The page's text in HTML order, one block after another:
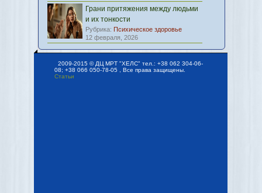
Грани притяжения между людьми
и их тонкости
Рубрика: Психическое здоровье
12 февраля, 2026
2009-2015 © ДЦ МРТ "ХЕЛС" тел.: +38 062 304-06-
08; +38 066 050-78-05 , Все права защищены.
Статьи